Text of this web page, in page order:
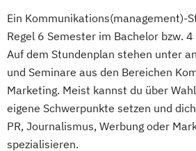
Ein Kommunikations(management)-
Regel 6 Semester im Bachelor bzw.
Auf dem Stundenplan stehen unter
und Seminare aus den Bereichen
Marketing. Meist kannst du über
eigene Schwerpunkte setzen und
PR, Journalismus, Werbung oder
spezialisieren.